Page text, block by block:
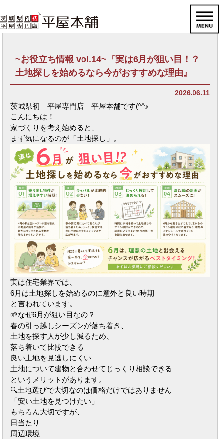
~お役立ち情報 vol.14~『実は6月が狙い目！？
土地探しを始めるなら今がおすすめな理由』
2026.06.11
茨城県初 平屋専門店 平屋本舗です(^^♪
こんにちは！
家づくりを考え始めると、
まず気になるのが「土地探し」。
実は住宅業界では、
6月は土地探しを始めるのに意外と良い時期
と言われています。
🌱なぜ6月が狙い目なの？
春の引っ越しシーズンが落ち着き、
土地を探す人が少し減るため、
落ち着いて比較できる
良い土地を見逃しにくい
土地について建物と合わせてじっくり相談できる
というメリットがあります。
🔍土地選びで大切なのは価格だけではありません
「安い土地を見つけたい」
もちろん大切ですが、
日当たり
周辺環境